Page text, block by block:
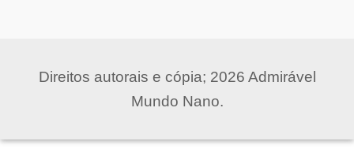
Direitos autorais e cópia; 2026 Admirável
Mundo Nano.